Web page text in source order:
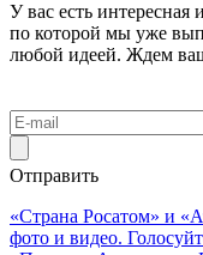
У вас есть интересная
по которой мы уже
любой идеей. Ждем
Отправить
«Страна Росатом» и
фото и видео.